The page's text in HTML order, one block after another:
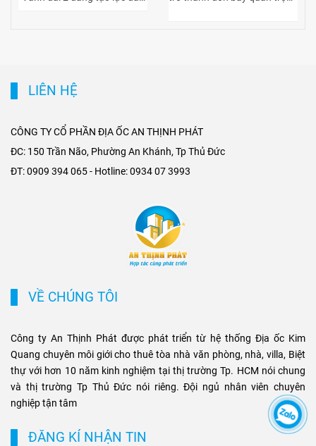
giao thông liên vùng, rút
ngoại thành vào trung tâm,
triển cho các khu đô thị mới,
khu biệt thự cao cấp và cụm
tiện ích di chuyển và hạ tầng
đồng bộ đang tạo ra biên độ
tăng giá và tiềm năng khai
các loại hình bất động sản
này.
khai thác tòa nhà văn phòng
Metro. Sự kết hợp giữa hạ
tầng hiện đại và nhu cầu di
chỉ tạo ưu thế cạnh tranh cho
chủ đầu tư, mà còn mở ra cơ
phân khúc bất động sản
LIÊN HỆ
CÔNG TY CỔ PHẦN ĐỊA ỐC AN THỊNH PHÁT
ĐC: 150 Trần Não, Phường An Khánh, Tp Thủ Đức
ĐT: 0909 394 065 - Hotline: 0934 07 3993
VỀ CHÚNG TÔI
Công ty An Thịnh Phát được phát triển từ hệ thống Địa ốc Kim
Quang chuyên môi giới cho thuê tòa nhà văn phòng, nhà, villa, Biệt
thự với hơn 10 năm kinh nghiệm tại thị trường Tp. HCM nói chung
và thị trường Tp Thủ Đức nói riêng. Đội ngủ nhân viên chuyên
nghiệp tận tâm
ĐĂNG KÍ NHẬN TIN